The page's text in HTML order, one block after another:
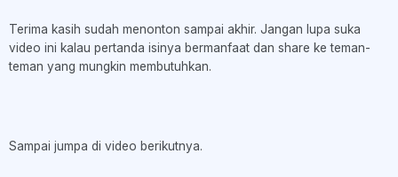
Terima kasih sudah menonton sampai akhir. Jangan lupa suka
video ini kalau pertanda isinya bermanfaat dan share ke teman-
teman yang mungkin membutuhkan.
Sampai jumpa di video berikutnya.